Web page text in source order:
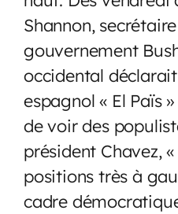
Shannon,
gouvernement
occidental
espagnol « El Païs
de voir des
président Chavez,
positions très à
cadre